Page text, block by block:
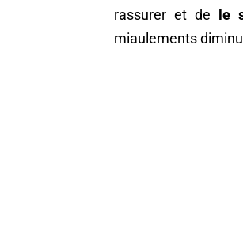
rassurer et de
le
miaulements